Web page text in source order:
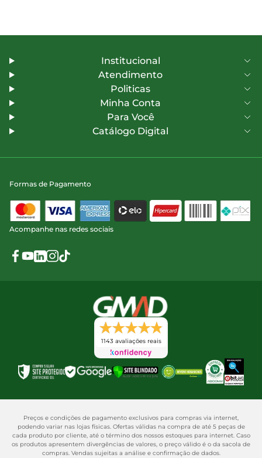
Institucional
Atendimento
Politicas
Minha Conta
Para Você
Catálogo Digital
Formas de Pagamento
Acompanhe nas redes sociais
1143 avaliações reais
Preços e condições de pagamento exclusivos para compras via internet,
podendo variar nas lojas físicas. Ofertas válidas na compra de até 5 peças de
cada produto por cliente, até o término dos nossos estoques para internet. Caso
os produtos apresentem divergências de valores, o preço válido é o da sacola de
compras. Vendas sujeitas a análise e confirmação de dados.